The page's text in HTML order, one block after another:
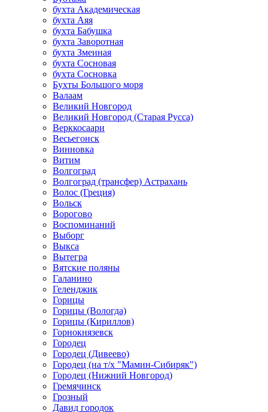
бухта Академическая
бухта Аяя
бухта Бабушка
бухта Заворотная
бухта Змеиная
бухта Сосновая
бухта Сосновка
Бухты Большого моря
Валаам
Великий Новгород
Великий Новгород (Старая Русса)
Верккосаари
Весьегонск
Винновка
Витим
Волгоград
Волгоград (трансфер) Астрахань
Волос (Греция)
Вольск
Ворогово
Воспоминаний
Выборг
Выкса
Вытегра
Вятские поляны
Галанино
Геленджик
Горицы
Горицы (Вологда)
Горицы (Кириллов)
Горнокнязевск
Городец
Городец (Дивеево)
Городец (на т/х "Мамин-Сибиряк")
Городец (Нижний Новгород)
Гремячинск
Грозный
Давид городок